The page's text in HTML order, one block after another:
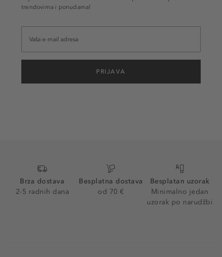
trendovima i ponudama!
PRIJAVA
Brza dostava
2-5 radnih dana
Besplatna dostava
od 70 €
Besplatan uzorak
Minimalno jedan
uzorak po narudžbi